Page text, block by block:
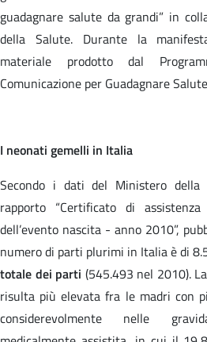
guadagnare salute da grandi” in
della Salute. Durante la
materiale prodotto dal
Comunicazione per Guadagnare
I neonati gemelli in Italia
Secondo i dati del Ministero della
rapporto “Certificato di
dell’evento nascita - anno 2010”,
numero di parti plurimi in Italia è di
totale dei parti (545.493 nel 2010).
risulta più elevata fra le madri con
considerevolmente nelle